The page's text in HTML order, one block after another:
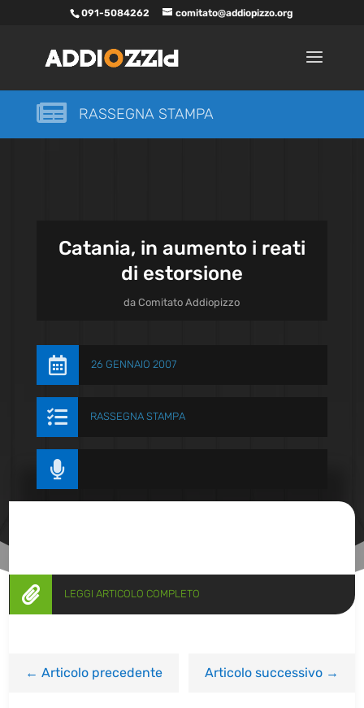
091-5084262 comitato@addiopizzo.org
 RASSEGNA STAMPA
Catania, in aumento i reati
di estorsione
daComitato Addiopizzo
 26 GENNAIO 2007
 RASSEGNA STAMPA

 LEGGI ARTICOLO COMPLETO
←Articolo precedente Articolo successivo→